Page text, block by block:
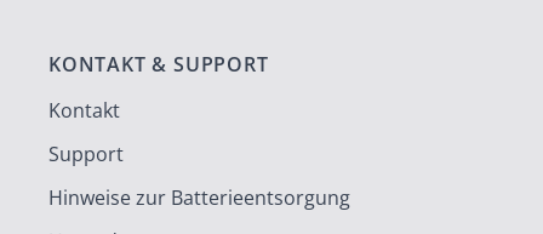
KONTAKT & SUPPORT
Kontakt
Support
Hinweise zur Batterieentsorgung